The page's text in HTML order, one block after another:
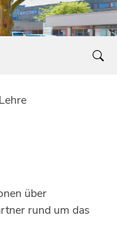
Lehre
über
rund um das